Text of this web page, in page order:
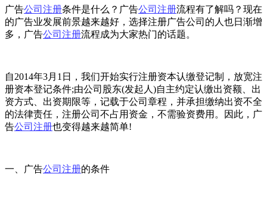
广告公司注册条件是什么？广告公司注册流程有了解吗？现在
的广告业发展前景越来越好，选择注册广告公司的人也日渐增
多，广告公司注册流程成为大家热门的话题。
自2014年3月1日，我们开始实行注册资本认缴登记制，放宽注
册资本登记条件;由公司股东(发起人)自主约定认缴出资额、出
资方式、出资期限等，记载于公司章程，并承担缴纳出资不全
的法律责任，注册公司不占用资金，不需验资费用。因此，广
告公司注册也变得越来越简单!
一、广告公司注册的条件